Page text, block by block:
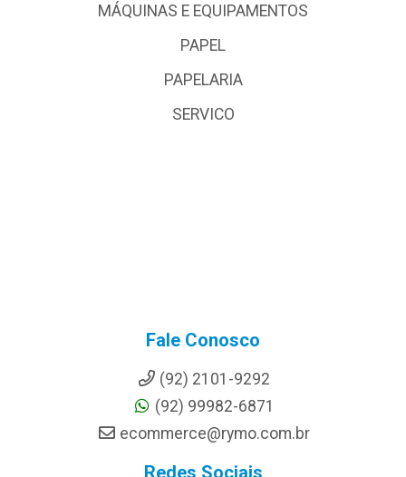
MÁQUINAS E EQUIPAMENTOS
PAPEL
PAPELARIA
SERVICO
Fale Conosco
(92) 2101-9292
(92) 99982-6871
ecommerce@rymo.com.br
Redes Sociais